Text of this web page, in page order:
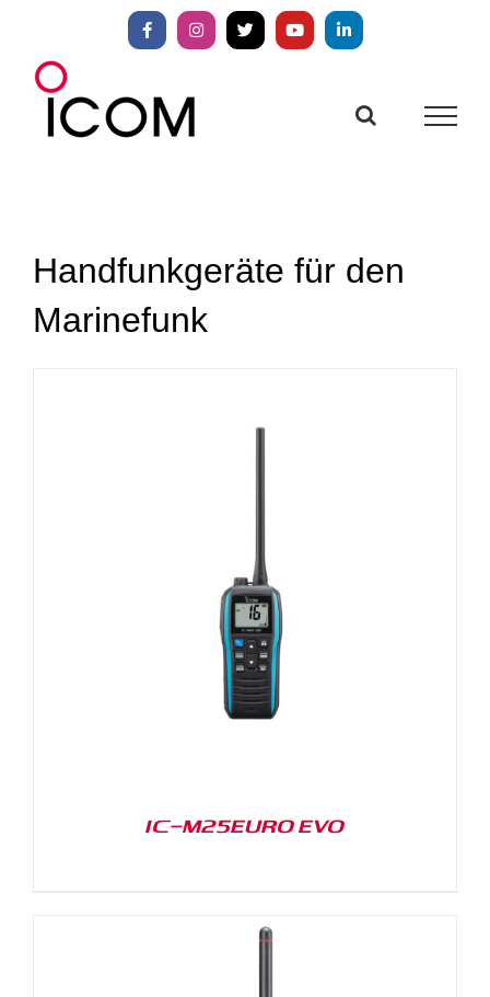
springen
FacebookInstagram
X YouTubeLinkedIn
Handfunkgeräte für den
Marinefunk
IC-M25EURO EVO